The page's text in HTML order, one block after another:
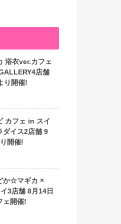
浴衣ver.カフェ
店舗
り開催!
カフェ in スイ
ダイス2店舗 9
開催!
か☆マギカ ×
3店舗 8月14日
ェ開催!